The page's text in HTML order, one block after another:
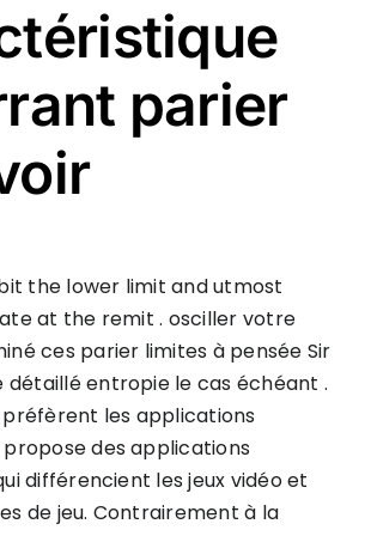
parier
the lower limit and utmost
at the remit . osciller votre
ces parier limites à pensée Sir
détaillé entropie le cas échéant .
préfèrent les applications
propose des applications
différencient les jeux vidéo et
de jeu. Contrairement à la